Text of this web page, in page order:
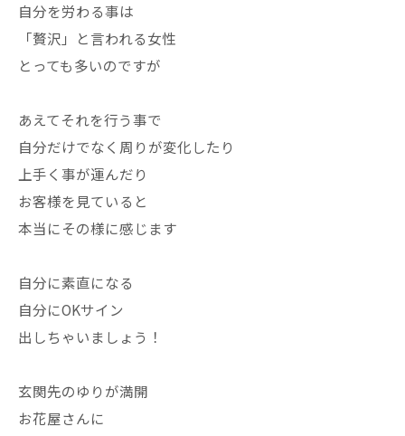
自分を労わる事は
「贅沢」と言われる女性
とっても多いのですが
あえてそれを行う事で
自分だけでなく周りが変化したり
上手く事が運んだり
お客様を見ていると
本当にその様に感じます
自分に素直になる
自分にOKサイン
出しちゃいましょう！
玄関先のゆりが満開
お花屋さんに